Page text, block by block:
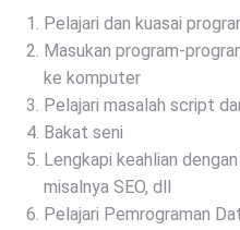
Pelajari dan kuasai
Masukan program-
ke komputer
Pelajari masalah script
Bakat seni
Lengkapi keahlian
misalnya SEO, dll
Pelajari Pemrograman